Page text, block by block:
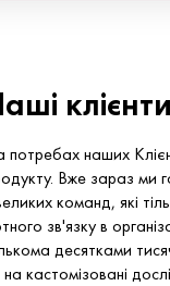
клієнти
наших
Вже зараз ми
команд, які
зв'язку в
десятками тисяч
кастомізовані